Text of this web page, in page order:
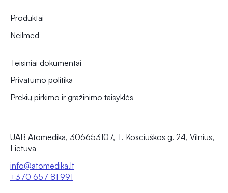
Produktai
Neilmed
Teisiniai dokumentai
Privatumo politika
Prekių pirkimo ir grąžinimo taisyklės
UAB Atomedika, 306653107, T. Kosciuškos g. 24, Vilnius,
Lietuva
info@atomedika.lt
+370 657 81 991